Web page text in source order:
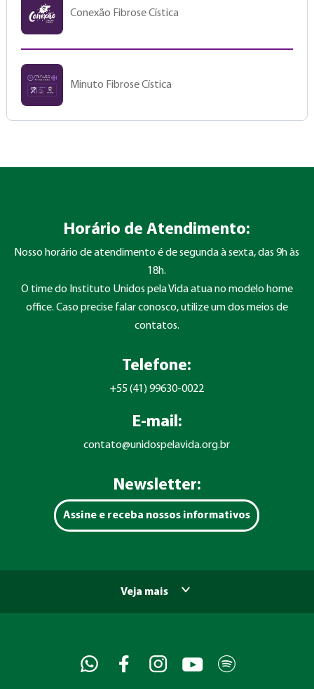
Conexão Fibrose Cística
Minuto Fibrose Cística
Horário de Atendimento:
Nosso horário de atendimento é de segunda à sexta, das 9h às
18h.
O time do Instituto Unidos pela Vida atua no modelo home
office. Caso precise falar conosco, utilize um dos meios de
contatos.
Telefone:
+55 (41) 99630-0022
E-mail:
contato@unidospelavida.org.br
Newsletter:
Assine e receba nossos informativos
Veja mais